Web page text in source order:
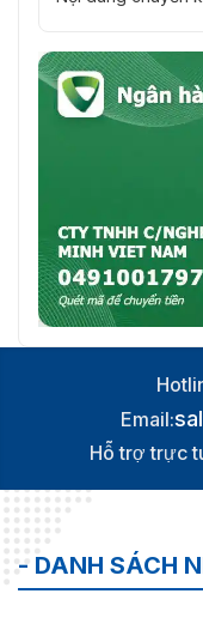
lượng tịnh
✅ Trọng
⭐
Email:
Hỗ trợ trực
- DANH SÁCH